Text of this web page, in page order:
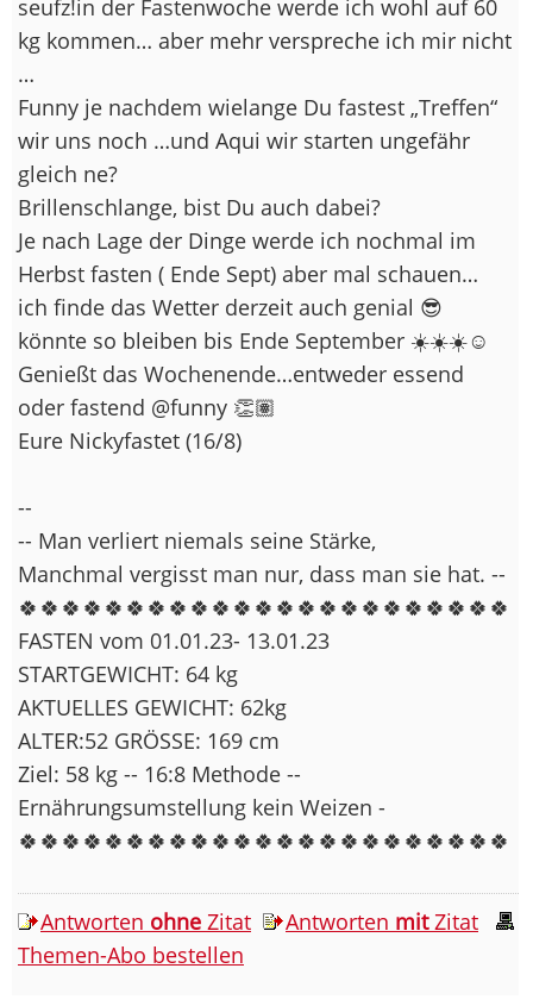
seufz!in der Fastenwoche werde ich wohl auf 60
kg kommen… aber mehr verspreche ich mir nicht
…
Funny je nachdem wielange Du fastest „Treffen“
wir uns noch …und Aqui wir starten ungefähr
gleich ne?
Brillenschlange, bist Du auch dabei?
Je nach Lage der Dinge werde ich nochmal im
Herbst fasten ( Ende Sept) aber mal schauen…
ich finde das Wetter derzeit auch genial 😎
könnte so bleiben bis Ende September ☀️☀️☀️☺️
Genießt das Wochenende…entweder essend
oder fastend @funny 👏🏽
Eure Nickyfastet (16/8)
--
-- Man verliert niemals seine Stärke,
Manchmal vergisst man nur, dass man sie hat. --
🍀🍀🍀🍀🍀🍀🍀🍀🍀🍀🍀🍀🍀🍀🍀🍀🍀🍀🍀🍀🍀🍀🍀
FASTEN vom 01.01.23- 13.01.23
STARTGEWICHT: 64 kg
AKTUELLES GEWICHT: 62kg
ALTER:52 GRÖSSE: 169 cm
Ziel: 58 kg -- 16:8 Methode --
Ernährungsumstellung kein Weizen -
🍀🍀🍀🍀🍀🍀🍀🍀🍀🍀🍀🍀🍀🍀🍀🍀🍀🍀🍀🍀🍀🍀🍀
Antworten ohne Zitat Antworten mitZitat
Themen-Abo bestellen